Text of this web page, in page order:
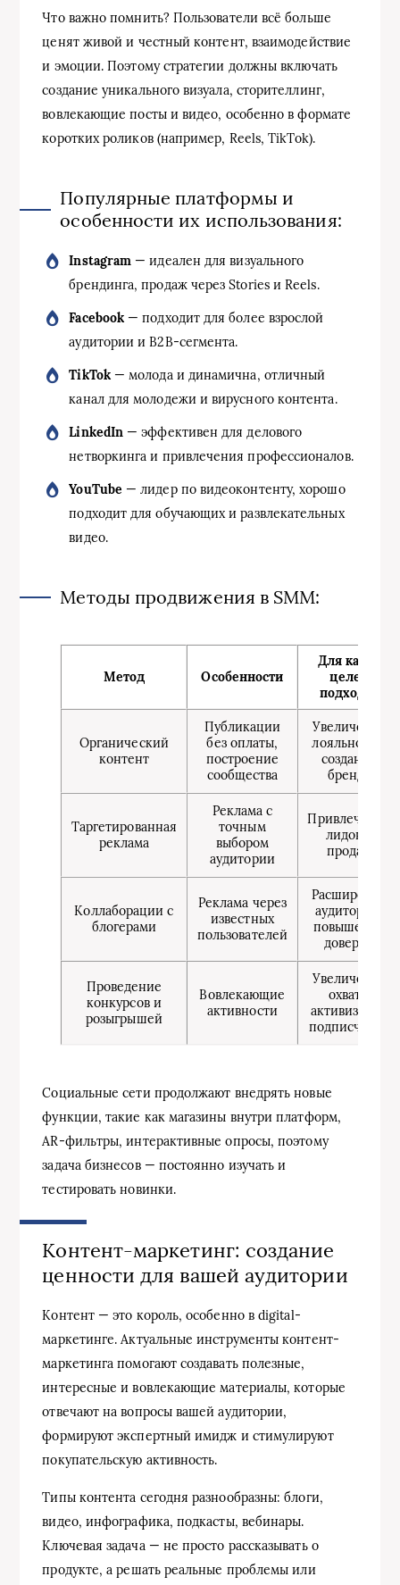
Что важно помнить? Пользователи всё больше
ценят живой и честный контент, взаимодействие
и эмоции. Поэтому стратегии должны включать
создание уникального визуала, сторителлинг,
вовлекающие посты и видео, особенно в формате
коротких роликов (например, Reels, TikTok).
Популярные платформы и
особенности их использования:
Instagram — идеален для визуального
брендинга, продаж через Stories и Reels.
Facebook — подходит для более взрослой
аудитории и B2B-сегмента.
TikTok— молода и динамична, отличный
канал для молодежи и вирусного контента.
LinkedIn — эффективен для делового
нетворкинга и привлечения профессионалов.
YouTube — лидер по видеоконтенту, хорошо
подходит для обучающих и развлекательных
видео.
Методы продвижения в SMM:
Метод Особенности
Для каких
целей
подходит
Органический
контент
Публикации
без оплаты,
построение
сообщества
Увеличение
лояльности,
создание
бренда
Таргетированная
реклама
Реклама с
точным
выбором
аудитории
Привлечение
лидов и
продаж
Коллаборации с
блогерами
Реклама через
известных
пользователей
Расширение
аудитории,
повышение
доверия
Проведение
конкурсов и
розыгрышей
Вовлекающие
активности
Увеличение
охвата,
активизация
подписчиков
Социальные сети продолжают внедрять новые
функции, такие как магазины внутри платформ,
AR-фильтры, интерактивные опросы, поэтому
задача бизнесов — постоянно изучать и
тестировать новинки.
Контент-маркетинг: создание
ценности для вашей аудитории
Контент — это король, особенно в digital-
маркетинге. Актуальные инструменты контент-
маркетинга помогают создавать полезные,
интересные и вовлекающие материалы, которые
отвечают на вопросы вашей аудитории,
формируют экспертный имидж и стимулируют
покупательскую активность.
Типы контента сегодня разнообразны: блоги,
видео, инфографика, подкасты, вебинары.
Ключевая задача — не просто рассказывать о
продукте, а решать реальные проблемы или